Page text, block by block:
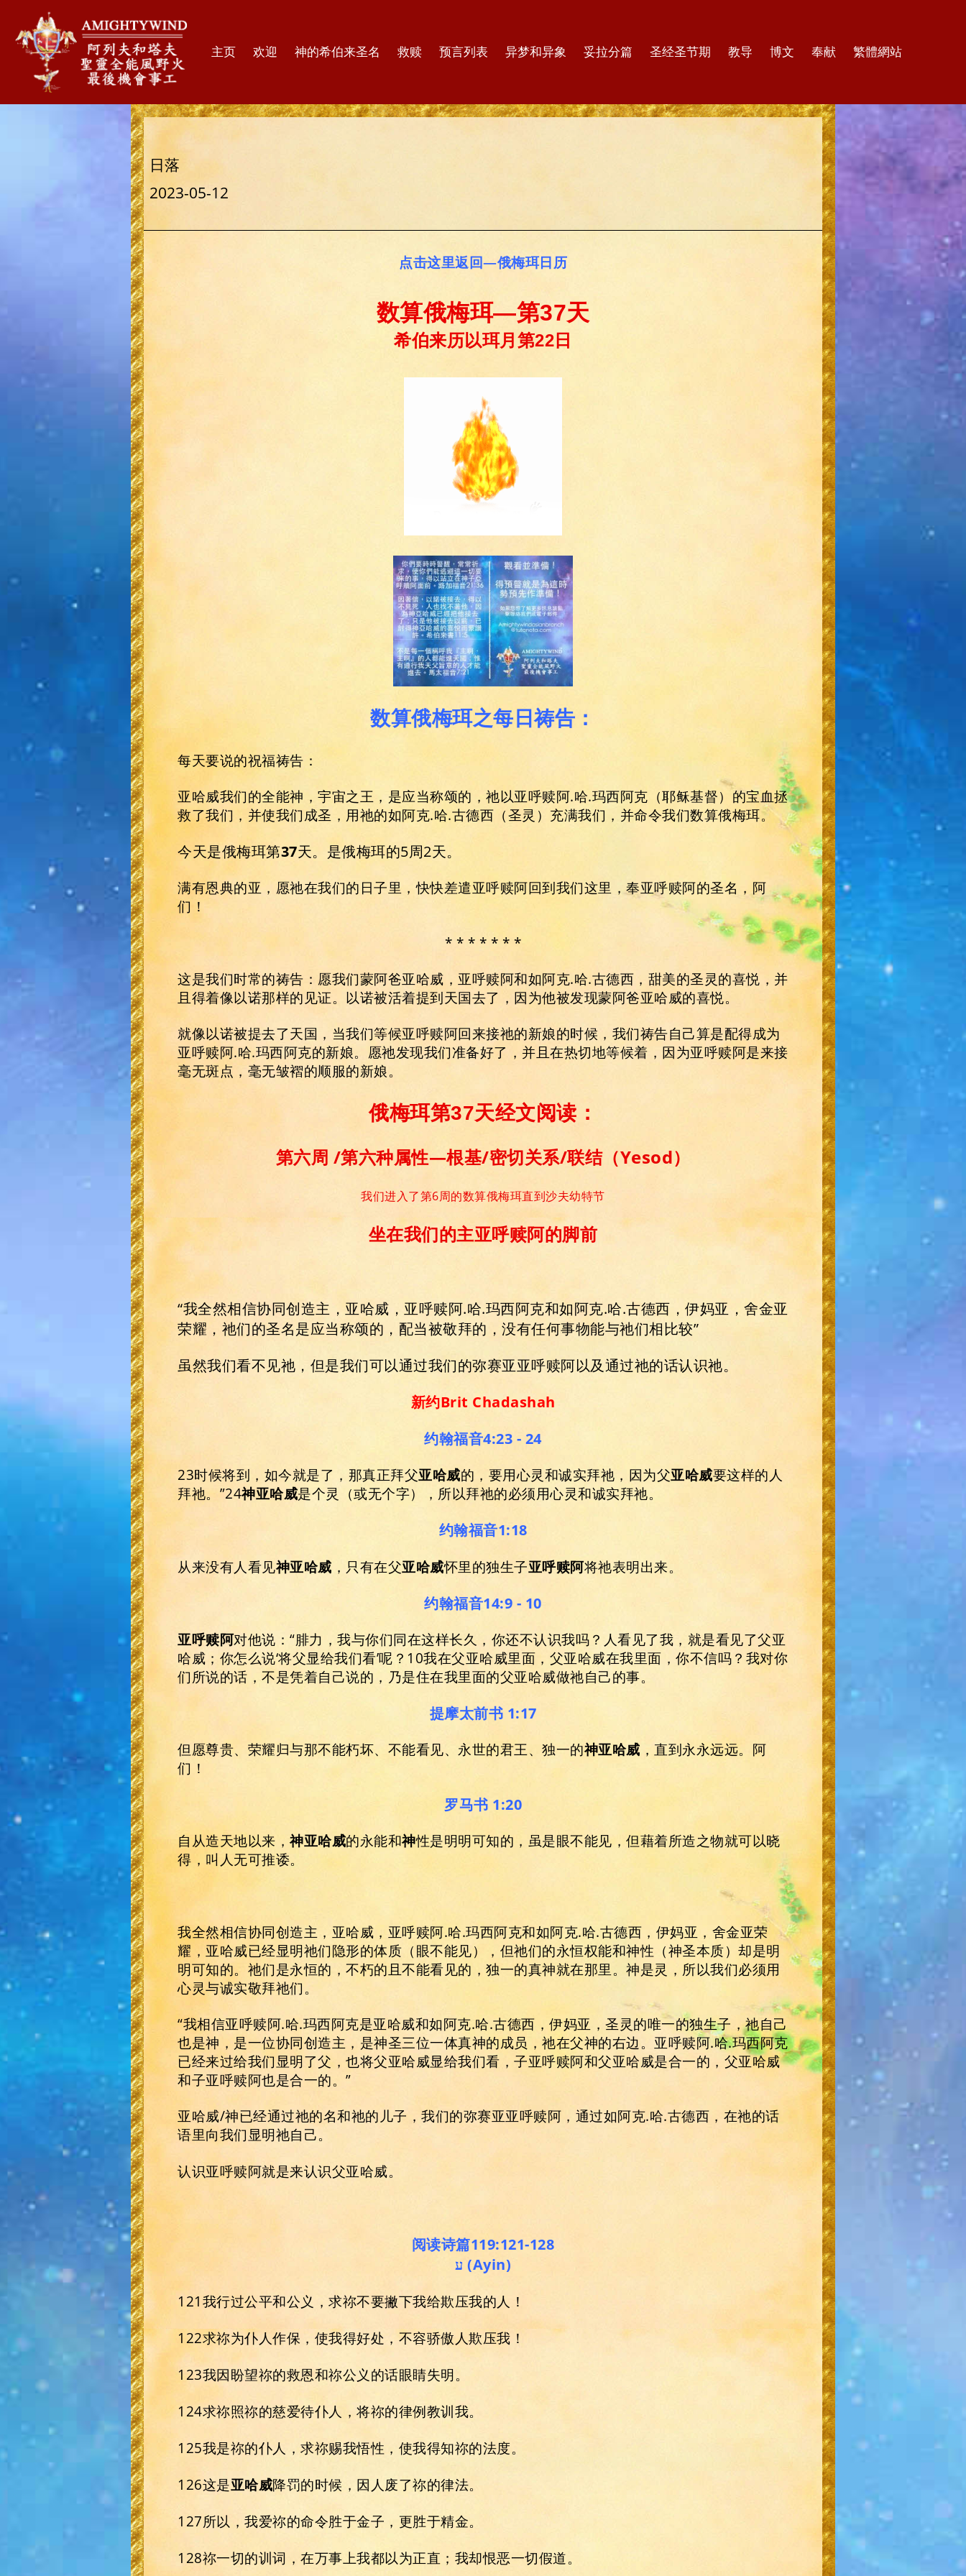
主页 欢迎 神的希伯来圣名 救赎 预言列表 异梦和异象 妥拉分篇 圣经圣节期 教导 博文 奉献 繁體網站
日落
2023-05-12
点击这里返回—俄梅珥日历
数算俄梅珥—第37天
希伯来历以珥月第22日
数算俄梅珥之每日祷告：
每天要说的祝福祷告：
亚哈威我们的全能神，宇宙之王，是应当称颂的，祂以亚呼赎阿.哈.玛西阿克（耶稣基督）的宝血拯
救了我们，并使我们成圣，用祂的如阿克.哈.古德西（圣灵）充满我们，并命令我们数算俄梅珥。
今天是俄梅珥第37天。是俄梅珥的5周2天。
满有恩典的亚，愿祂在我们的日子里，快快差遣亚呼赎阿回到我们这里，奉亚呼赎阿的圣名，阿
们！
* * * * * * *
这是我们时常的祷告：愿我们蒙阿爸亚哈威，亚呼赎阿和如阿克.哈.古德西，甜美的圣灵的喜悦，并
且得着像以诺那样的见证。以诺被活着提到天国去了，因为他被发现蒙阿爸亚哈威的喜悦。
就像以诺被提去了天国，当我们等候亚呼赎阿回来接祂的新娘的时候，我们祷告自己算是配得成为
亚呼赎阿.哈.玛西阿克的新娘。愿祂发现我们准备好了，并且在热切地等候着，因为亚呼赎阿是来接
毫无斑点，毫无皱褶的顺服的新娘。
俄梅珥第37天经文阅读：
第六周 /第六种属性—根基/密切关系/联结（Yesod）
我们进入了第6周的数算俄梅珥直到沙夫幼特节
坐在我们的主亚呼赎阿的脚前
“我全然相信协同创造主，亚哈威，亚呼赎阿.哈.玛西阿克和如阿克.哈.古德西，伊妈亚，舍金亚
荣耀，祂们的圣名是应当称颂的，配当被敬拜的，没有任何事物能与祂们相比较”
虽然我们看不见祂，但是我们可以通过我们的弥赛亚亚呼赎阿以及通过祂的话认识祂。
新约Brit Chadashah
约翰福音4:23 - 24
23时候将到，如今就是了，那真正拜父亚哈威的，要用心灵和诚实拜祂，因为父亚哈威要这样的人
拜祂。”24神亚哈威是个灵（或无个字），所以拜祂的必须用心灵和诚实拜祂。
约翰福音1:18
从来没有人看见神亚哈威 ，只有在父亚哈威怀里的独生子亚呼赎阿将祂表明出来。
约翰福音14:9 - 10
亚呼赎阿对他说：“腓力，我与你们同在这样长久，你还不认识我吗？人看见了我，就是看见了父亚
哈威；你怎么说‘将父显给我们看’呢？10我在父亚哈威里面，父亚哈威在我里面，你不信吗？我对你
们所说的话，不是凭着自己说的，乃是住在我里面的父亚哈威做祂自己的事。
提摩太前书 1:17
但愿尊贵、荣耀归与那不能朽坏、不能看见、永世的君王、独一的神亚哈威 ，直到永永远远。阿
们！
罗马书 1:20
自从造天地以来，神亚哈威的永能和神性是明明可知的，虽是眼不能见，但藉着所造之物就可以晓
得，叫人无可推诿。
我全然相信协同创造主，亚哈威，亚呼赎阿.哈.玛西阿克和如阿克.哈.古德西，伊妈亚，舍金亚荣
耀，亚哈威已经显明祂们隐形的体质（眼不能见），但祂们的永恒权能和神性（神圣本质）却是明
明可知的。祂们是永恒的，不朽的且不能看见的，独一的真神就在那里。神是灵，所以我们必须用
心灵与诚实敬拜祂们。
“我相信亚呼赎阿.哈.玛西阿克是亚哈威和如阿克.哈.古德西，伊妈亚，圣灵的唯一的独生子，祂自己
也是神，是一位协同创造主，是神圣三位一体真神的成员，祂在父神的右边。亚呼赎阿.哈.玛西阿克
已经来过给我们显明了父，也将父亚哈威显给我们看，子亚呼赎阿和父亚哈威是合一的，父亚哈威
和子亚呼赎阿也是合一的。”
亚哈威/神已经通过祂的名和祂的儿子，我们的弥赛亚亚呼赎阿，通过如阿克.哈.古德西，在祂的话
语里向我们显明祂自己。
认识亚呼赎阿就是来认识父亚哈威。
阅读诗篇119:121-128
ע (Ayin)
121我行过公平和公义，求祢不要撇下我给欺压我的人！
122求祢为仆人作保，使我得好处，不容骄傲人欺压我！
123我因盼望祢的救恩和祢公义的话眼睛失明。
124求祢照祢的慈爱待仆人，将祢的律例教训我。
125我是祢的仆人，求祢赐我悟性，使我得知祢的法度。
126这是亚哈威降罚的时候，因人废了祢的律法。
127所以，我爱祢的命令胜于金子，更胜于精金。
128祢一切的训词，在万事上我都以为正直；我却恨恶一切假道。